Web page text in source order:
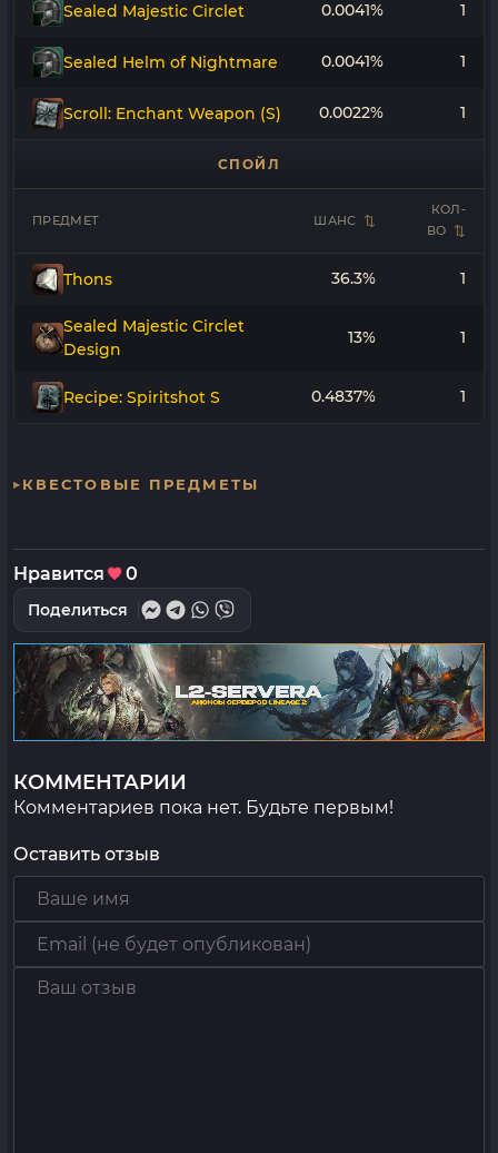
Sealed Majestic Circlet 0.0041% 1
Sealed Helm of Nightmare 0.0041% 1
Scroll: Enchant Weapon (S) 0.0022% 1
СПОЙЛ
ПРЕДМЕТ ШАНС
КОЛ-
ВО
Thons 36.3% 1
Sealed Majestic Circlet
Design
13% 1
Recipe: Spiritshot S 0.4837% 1
КВЕСТОВЫЕ ПРЕДМЕТЫ
Нравится 0
Поделиться
КОММЕНТАРИИ
Комментариев пока нет. Будьте первым!
Оставить отзыв